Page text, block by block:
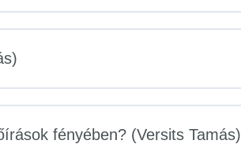
fényében? (Versits Tamás)